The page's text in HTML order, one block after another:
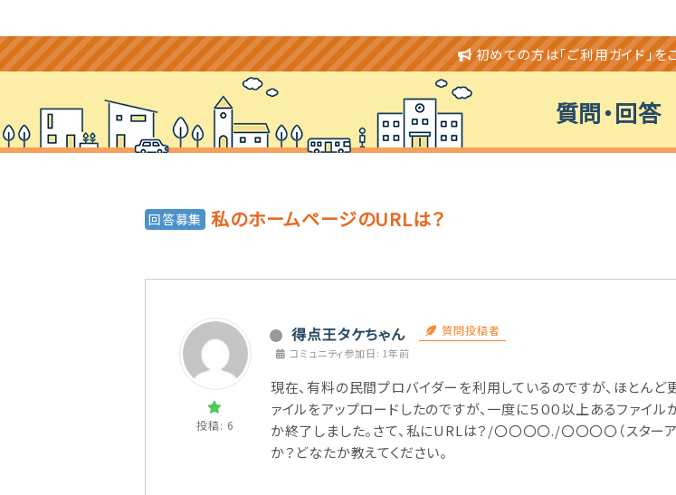
初めての方は「ご利用ガイド」を
質問・回答
回答募集 私のホームページのURLは？
投稿: 6
得点王タケちゃん 質問投稿者
コミュニティ参加日: 1年前
現在、有料の民間プロバイダーを利用しているのですが、ほとんど
ァイルをアップロードしたのですが、一度に５００以上あるファイ
か終了しました。さて、私にURLは？/〇〇〇〇./〇〇〇〇（スタ
か？どなたか教えてください。